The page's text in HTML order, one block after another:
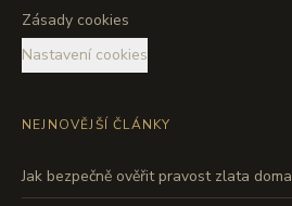
Zásady cookies
Nastavení cookies
NEJNOVĚJŠÍ ČLÁNKY
Jak bezpečně ověřit pravost zlata doma